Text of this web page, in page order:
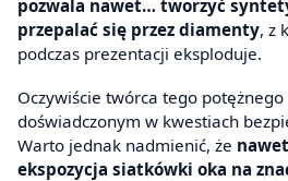
pozwala nawet… tworzyć
przepalać się przez diamenty, z
podczas prezentacji eksploduje.
Oczywiście twórca tego
doświadczonym w kwestiach
Warto jednak nadmienić, że
ekspozycja siatkówki oka na